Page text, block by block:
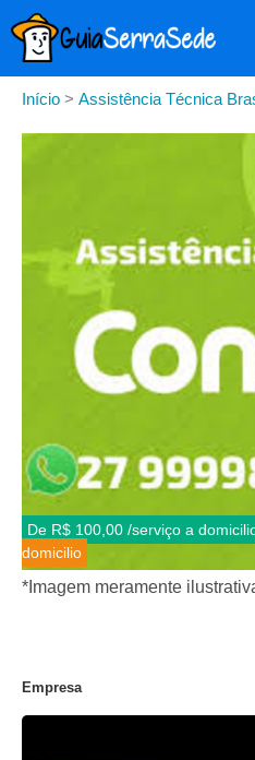
Início > Assistência Técnica
De R$ 100,00 /serviço a
domicilio
*Imagem meramente
Empresa